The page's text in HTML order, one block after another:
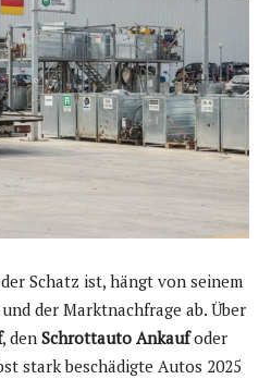
Schatz ist, hängt von seinem
der Marktnachfrage ab. Über
, den Schrottauto Ankaufoder
stark beschädigte Autos 2025